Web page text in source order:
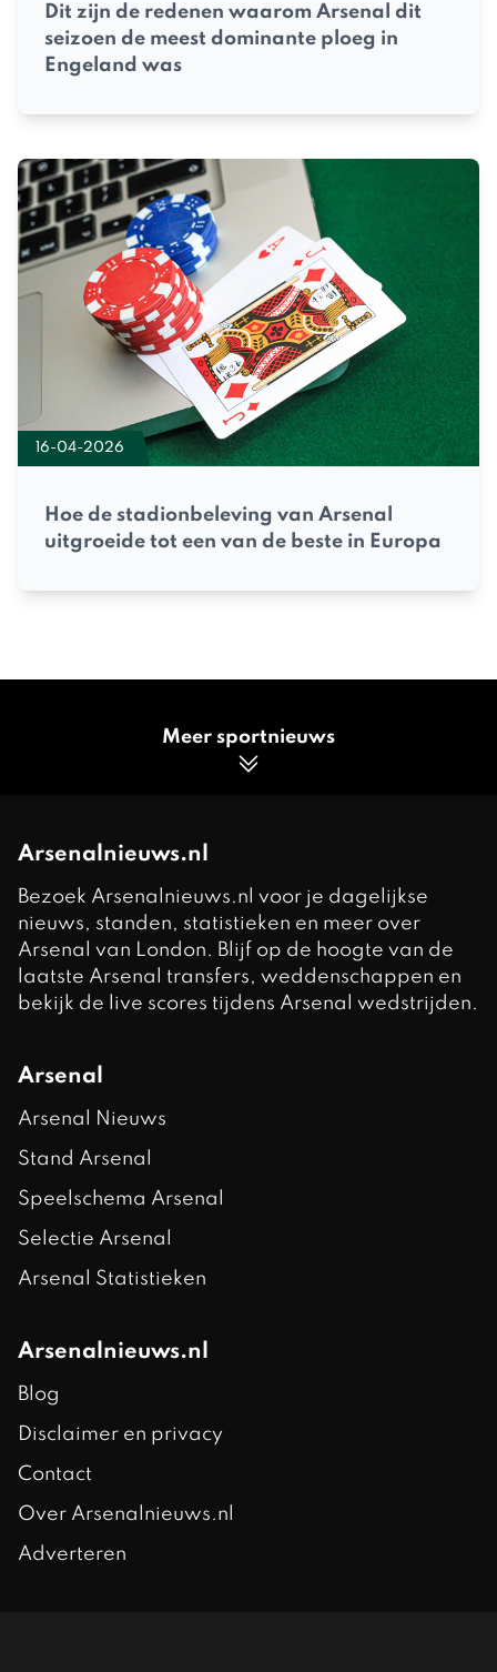
Dit zijn de redenen waarom Arsenal dit
seizoen de meest dominante ploeg in
Engeland was
16-04-2026
Hoe de stadionbeleving van Arsenal
uitgroeide tot een van de beste in Europa
Meer sportnieuws
Arsenalnieuws.nl
Bezoek Arsenalnieuws.nl voor je dagelijkse
nieuws, standen, statistieken en meer over
Arsenal van London. Blijf op de hoogte van de
laatste Arsenal transfers, weddenschappen en
bekijk de live scores tijdens Arsenal wedstrijden.
Arsenal
Arsenal Nieuws
Stand Arsenal
Speelschema Arsenal
Selectie Arsenal
Arsenal Statistieken
Arsenalnieuws.nl
Blog
Disclaimer en privacy
Contact
Over Arsenalnieuws.nl
Adverteren